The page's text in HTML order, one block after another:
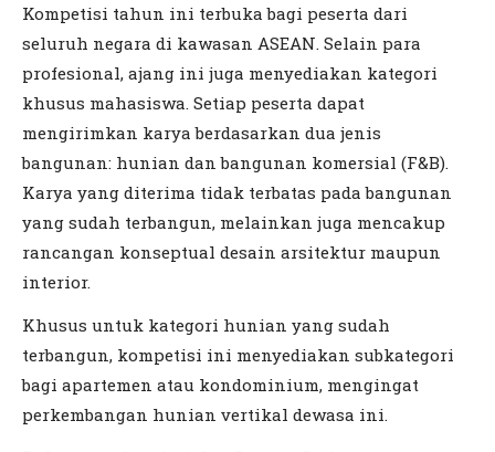
Kompetisi tahun ini terbuka bagi peserta dari
seluruh negara di kawasan ASEAN. Selain para
profesional, ajang ini juga menyediakan kategori
khusus mahasiswa. Setiap peserta dapat
mengirimkan karya berdasarkan dua jenis
bangunan: hunian dan bangunan komersial (F&B).
Karya yang diterima tidak terbatas pada bangunan
yang sudah terbangun, melainkan juga mencakup
rancangan konseptual desain arsitektur maupun
interior.
Khusus untuk kategori hunian yang sudah
terbangun, kompetisi ini menyediakan subkategori
bagi apartemen atau kondominium, mengingat
perkembangan hunian vertikal dewasa ini.